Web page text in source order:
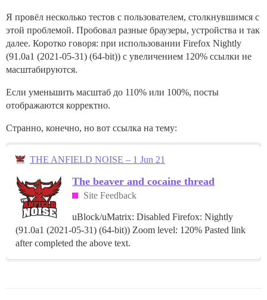
Я провёл несколько тестов с пользователем, столкнувшимся с
этой проблемой. Пробовал разные браузеры, устройства и так
далее. Коротко говоря: при использовании Firefox Nightly
(91.0a1 (2021-05-31) (64-bit)) с увеличением 120% ссылки не
масштабируются.
Если уменьшить масштаб до 110% или 100%, посты
отображаются корректно.
Странно, конечно, но вот ссылка на тему:
THE ANFIELD NOISE – 1 Jun 21
The beaver and cocaine thread
Site Feedback
uBlock/uMatrix: Disabled Firefox: Nightly
(91.0a1 (2021-05-31) (64-bit)) Zoom level: 120% Pasted link
after completed the above text.